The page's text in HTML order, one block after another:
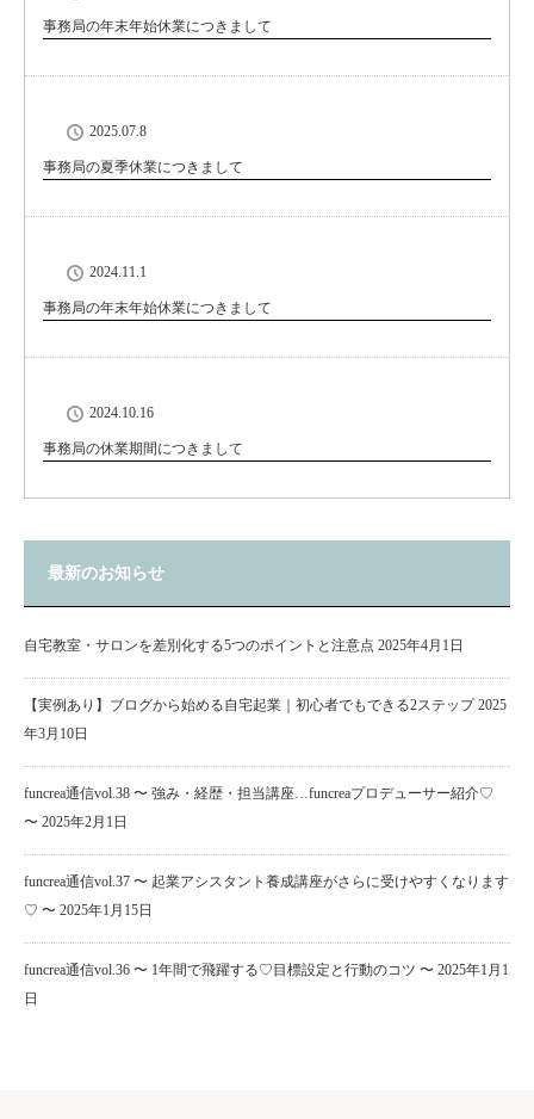
事務局の年末年始休業につきまして
2025.07.8
事務局の夏季休業につきまして
2024.11.1
事務局の年末年始休業につきまして
2024.10.16
事務局の休業期間につきまして
最新のお知らせ
自宅教室・サロンを差別化する5つのポイントと注意点 2025年4月1日
【実例あり】ブログから始める自宅起業｜初心者でもできる2ステップ 2025
年3月10日
funcrea通信vol.38 〜 強み・経歴・担当講座…funcreaプロデューサー紹介♡
〜 2025年2月1日
funcrea通信vol.37 〜 起業アシスタント養成講座がさらに受けやすくなります
♡ 〜 2025年1月15日
funcrea通信vol.36 〜 1年間で飛躍する♡目標設定と行動のコツ 〜 2025年1月1
日